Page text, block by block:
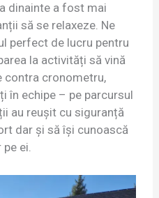
dinainte a fost mai
să se relaxeze. Ne
perfect de lucru pentru
la activități să vină
contra cronometru,
în echipe – pe parcursul
au reușit cu siguranță
dar și să își cunoască
ei.